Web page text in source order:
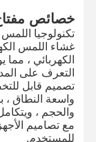
خصائص
تكنولوجيا
غشاء اللمس
الكهربائي ،
التعرف على
تصميم قابل
واسعة النطاق
والحجم ،
مع تصاميم
للمستخدم.